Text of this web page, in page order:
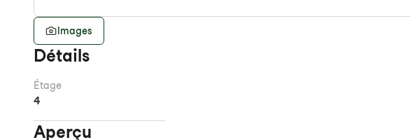
Images
Détails
Étage
4
Aperçu